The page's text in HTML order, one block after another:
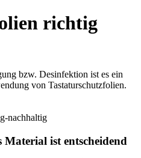
richtig
bzw. Desinfektion ist es ein
von Tastaturschutzfolien.
ist entscheidend